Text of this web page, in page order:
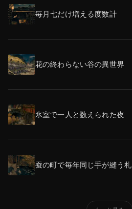
毎月七だけ増える度数計
花の終わらない谷の異世界
氷室で一人と数えられた夜
蚕の町で毎年同じ手が縫う札